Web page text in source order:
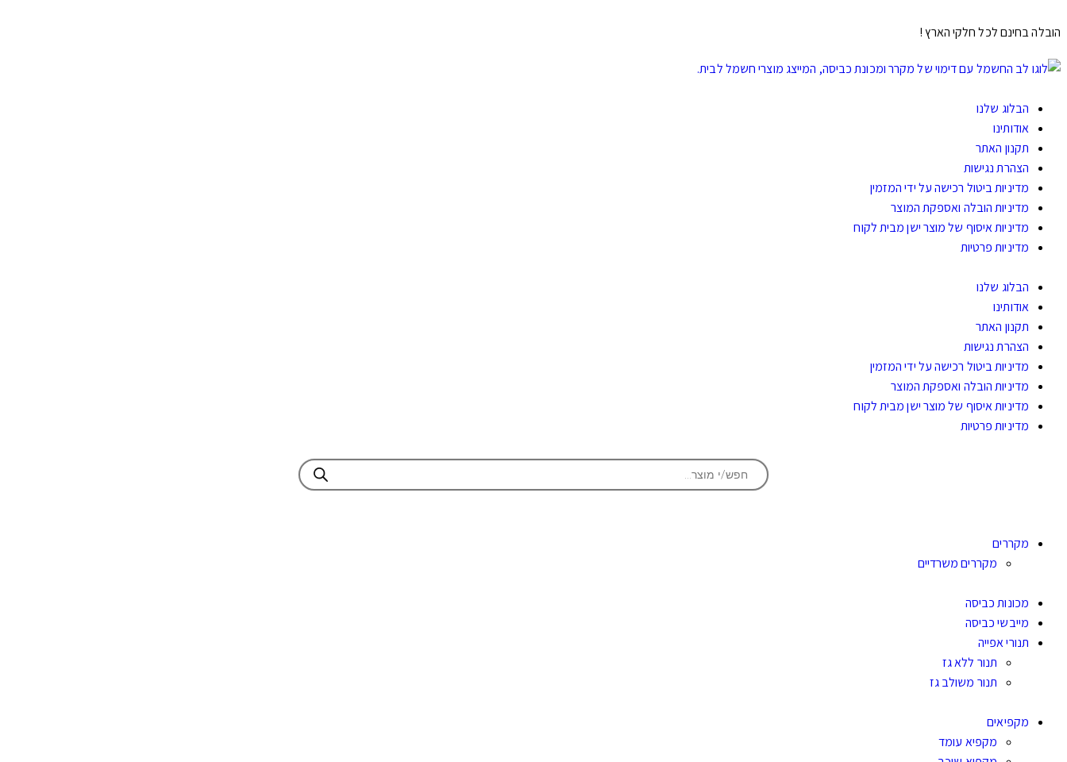
הובלה בחינם לכל חלקי הארץ !
הבלוג שלנו
אודותינו
תקנון האתר
הצהרת נגישות
מדיניות ביטול רכישה על ידי המזמין
מדיניות הובלה ואספקת המוצר
מדיניות איסוף של מוצר ישן מבית לקוח
מדיניות פרטיות
הבלוג שלנו
אודותינו
תקנון האתר
הצהרת נגישות
מדיניות ביטול רכישה על ידי המזמין
מדיניות הובלה ואספקת המוצר
מדיניות איסוף של מוצר ישן מבית לקוח
מדיניות פרטיות
מקררים
מקררים משרדיים
מכונות כביסה
מייבשי כביסה
תנורי אפייה
תנור ללא גז
תנור משולב גז
מקפיאים
מקפיא עומד